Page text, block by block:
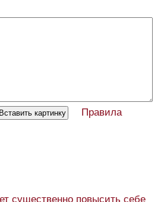
Правила
существенно повысить себе